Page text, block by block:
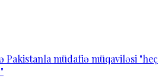
Pakistanla müdafiə müqaviləsi "heç